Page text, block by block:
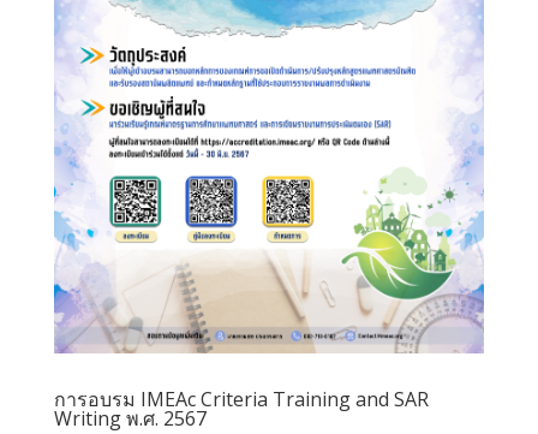
การอบรม IMEAc Criteria Training and SAR
Writing พ.ศ. 2567